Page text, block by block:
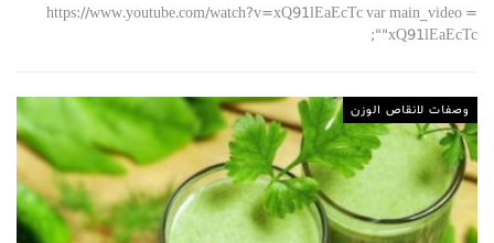
https://www.youtube.com/watch?v=xQ91lEaEcTc var main_video =
"xQ91lEaEcTc";
وصفات لانقاص الوزن